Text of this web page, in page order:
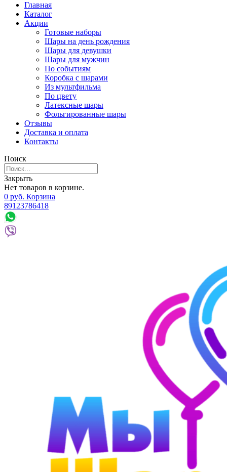
Главная
Каталог
Акции
Готовые наборы
Шары на день рождения
Шары для девушки
Шары для мужчин
По событиям
Коробка с шарами
Из мультфильма
По цвету
Латексные шары
Фольгированные шары
Отзывы
Доставка и оплата
Контакты
Поиск
Закрыть
Нет товаров в корзине.
0 руб. Корзина
89123786418